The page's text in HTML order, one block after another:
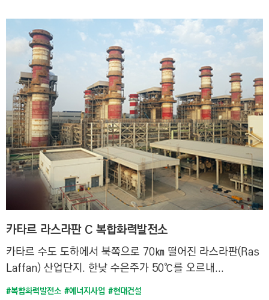
카타르 라스라판 C 복합화력발전소
카타르 수도 도하에서 북쪽으로 70㎞ 떨어진 라스라판(Ras
Laffan) 산업단지. 한낮 수은주가 50℃를 오르내...
#복합화력발전소 #에너지사업 #현대건설